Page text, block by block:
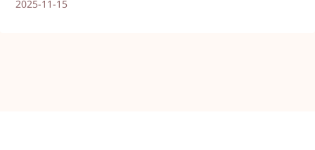
2025-11-15